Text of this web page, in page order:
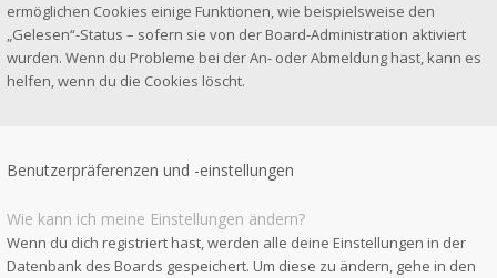
ermöglichen Cookies einige Funktionen, wie beispielsweise den
„Gelesen“-Status – sofern sie von der Board-Administration aktiviert
wurden. Wenn du Probleme bei der An- oder Abmeldung hast, kann es
helfen, wenn du die Cookies löscht.
Benutzerpräferenzen und -einstellungen
Wie kann ich meine Einstellungen ändern?
Wenn du dich registriert hast, werden alle deine Einstellungen in der
Datenbank des Boards gespeichert. Um diese zu ändern, gehe in den